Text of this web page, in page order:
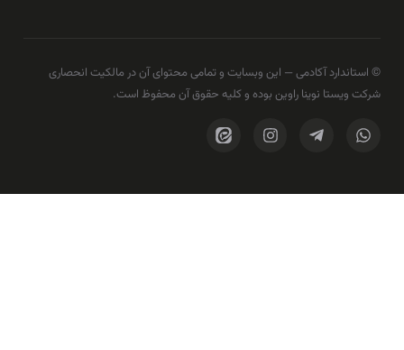
© استاندارد آکادمی — این وبسایت و تمامی محتوای آن در مالکیت انحصاری
شرکت ویستا نوینا راوین بوده و کلیه حقوق آن محفوظ است.